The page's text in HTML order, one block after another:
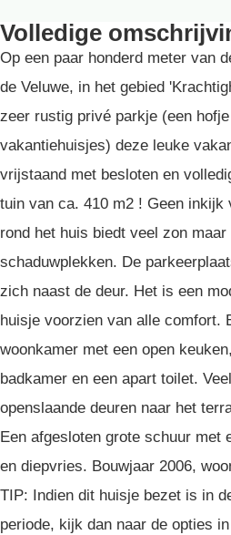
Volledige
Op een paar honderd meter van
de Veluwe, in het gebied
zeer rustig privé parkje (een
vakantiehuisjes) deze leuke
vrijstaand met besloten en
tuin van ca. 410 m2 ! Geen inkijk
rond het huis biedt veel zon
schaduwplekken. De
zich naast de deur. Het is een
huisje voorzien van alle comfort.
woonkamer met een open
badkamer en een apart toilet.
openslaande deuren naar het
Een afgesloten grote schuur met
en diepvries. Bouwjaar 2006,
TIP: Indien dit huisje bezet is in
periode, kijk dan naar de opties